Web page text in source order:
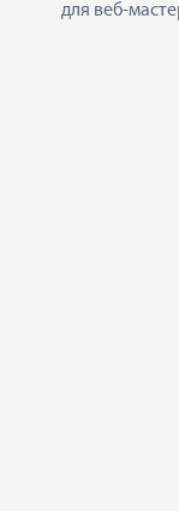
для веб-